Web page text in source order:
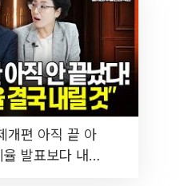
개편 아직 끝 아
발표보다 내릴